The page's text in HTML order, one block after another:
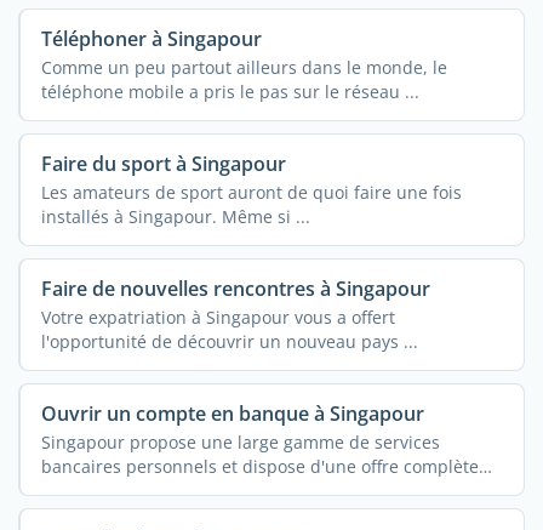
Téléphoner à Singapour
Comme un peu partout ailleurs dans le monde, le
téléphone mobile a pris le pas sur le réseau ...
Faire du sport à Singapour
Les amateurs de sport auront de quoi faire une fois
installés à Singapour. Même si ...
Faire de nouvelles rencontres à Singapour
Votre expatriation à Singapour vous a offert
l'opportunité de découvrir un nouveau pays ...
Ouvrir un compte en banque à Singapour
Singapour propose une large gamme de services
bancaires personnels et dispose d'une offre complète
de ...